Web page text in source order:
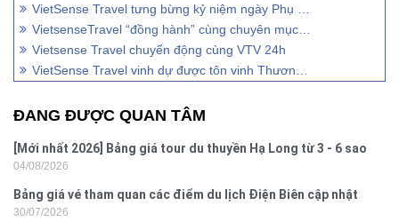
VietSense Travel tưng bừng kỷ niệm ngày Phụ Nữ Việt Nam
VietsenseTravel “đồng hành” cùng chuyên mục “Tài Chính – Doanh nghiệp” VTV1
Vietsense Travel chuyển động cùng VTV 24h
VietSense Travel vinh dự được tôn vinh Thương Hiệu Việt Nam Tin Dùng 2015
ĐANG ĐƯỢC QUAN TÂM
[Mới nhất 2026] Bảng giá tour du thuyền Hạ Long từ 3 - 6 sao
04/08/2026
Bảng giá vé tham quan các điểm du lịch Điện Biên cập nhật
2026
30/07/2026